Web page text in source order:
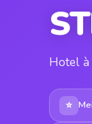
Hotel à
⭐